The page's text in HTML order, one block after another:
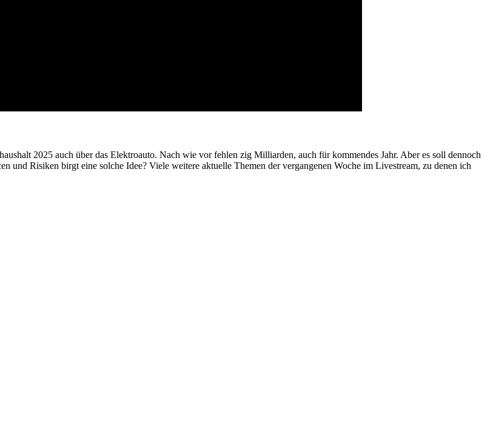
2025 auch über das Elektroauto. Nach wie vor fehlen zig Milliarden, auch für kommendes Jahr. Aber es soll dennoch
und Risiken birgt eine solche Idee? Viele weitere aktuelle Themen der vergangenen Woche im Livestream, zu denen ich